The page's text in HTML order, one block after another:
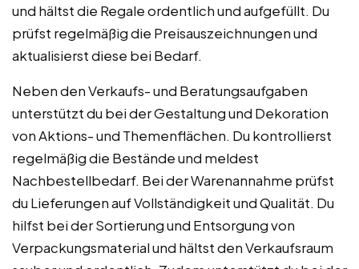
und hältst die Regale ordentlich und aufgefüllt. Du
prüfst regelmäßig die Preisauszeichnungen und
aktualisierst diese bei Bedarf.
Neben den Verkaufs- und Beratungsaufgaben
unterstützt du bei der Gestaltung und Dekoration
von Aktions- und Themenflächen. Du kontrollierst
regelmäßig die Bestände und meldest
Nachbestellbedarf. Bei der Warenannahme prüfst
du Lieferungen auf Vollständigkeit und Qualität. Du
hilfst bei der Sortierung und Entsorgung von
Verpackungsmaterial und hältst den Verkaufsraum